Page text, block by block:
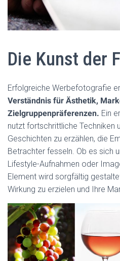
Die Kunst der
Erfolgreiche Werbefotografie
Verständnis für Ästhetik,
Zielgruppenpräferenzen. Ein
nutzt fortschrittliche Techniken
Geschichten zu erzählen, die
Betrachter fesseln. Ob es sich
Lifestyle-Aufnahmen oder
Element wird sorgfältig
Wirkung zu erzielen und Ihre